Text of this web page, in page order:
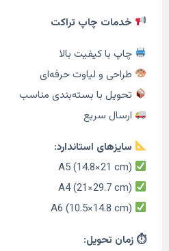
خدمات چاپ تراکت
چاپ با کیفیت بالا
طراحی و لیاوت حرفه‌ای
تحویل با بسته‌بندی مناسب
ارسال سریع
سایزهای استاندارد:
⏱ زمان تحویل: